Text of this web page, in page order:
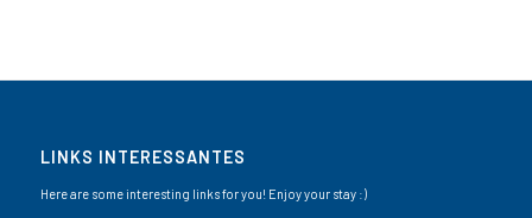
LINKS INTERESSANTES
Here are some interesting links for you! Enjoy your stay :)